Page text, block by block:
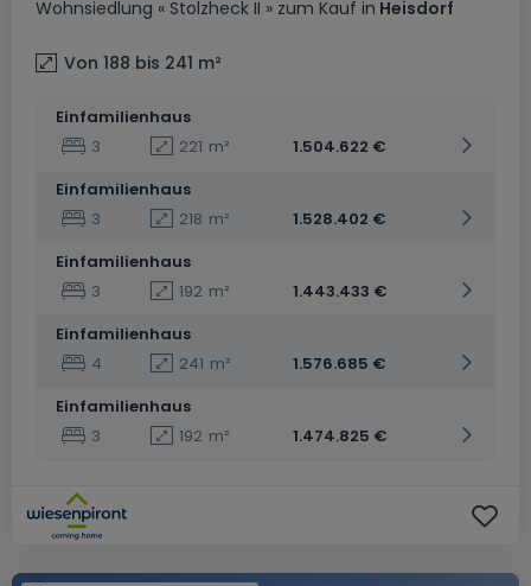
Wohnsiedlung « Stolzheck II » zum Kauf in Heisdorf
Von 188 bis 241 m²
Einfamilienhaus
3
221 m²
1.504.622 €
Einfamilienhaus
3
218 m²
1.528.402 €
Einfamilienhaus
3
192 m²
1.443.433 €
Einfamilienhaus
4
241 m²
1.576.685 €
Einfamilienhaus
3
192 m² 1.474.825 €